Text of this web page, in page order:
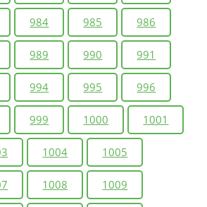
984 985 986
989 990 991
994 995 996
999 1000 1001
1004 1005
1008 1009